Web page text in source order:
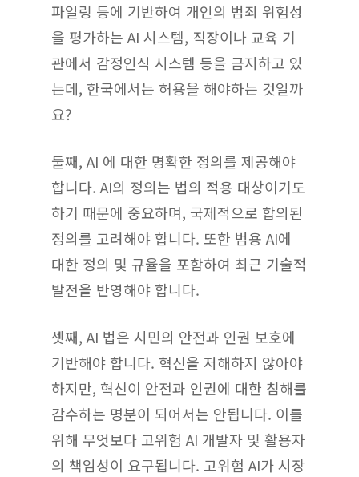
파일링 등에 기반하여 개인의 범죄 위험성
을 평가하는 AI 시스템, 직장이나 교육 기
관에서 감정인식 시스템 등을 금지하고 있
는데, 한국에서는 허용을 해야하는 것일까
요?
둘째, AI 에 대한 명확한 정의를 제공해야
합니다. AI의 정의는 법의 적용 대상이기도
하기 때문에 중요하며, 국제적으로 합의된
정의를 고려해야 합니다. 또한 범용 AI에
대한 정의 및 규율을 포함하여 최근 기술적
발전을 반영해야 합니다.
셋째, AI 법은 시민의 안전과 인권 보호에
기반해야 합니다. 혁신을 저해하지 않아야
하지만, 혁신이 안전과 인권에 대한 침해를
감수하는 명분이 되어서는 안됩니다. 이를
위해 무엇보다 고위험 AI 개발자 및 활용자
의 책임성이 요구됩니다. 고위험 AI가 시장